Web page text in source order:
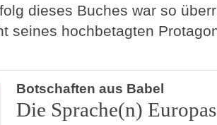
dieses Buches war so
seines hochbetagten
Botschaften aus Babel
Die Sprache(n) Europas